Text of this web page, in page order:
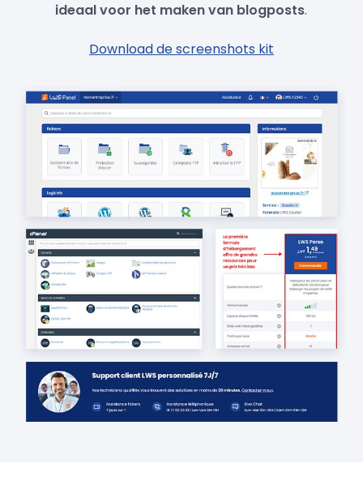
ideaal voor het maken van blogposts.
Download de screenshots kit